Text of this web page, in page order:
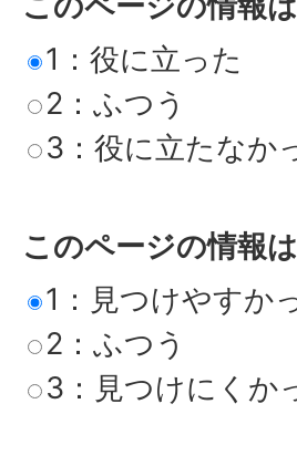
1：役に立った
2：ふつう
3：役に立たなか
このページの情報
1：見つけやすか
2：ふつう
3：見つけにくか